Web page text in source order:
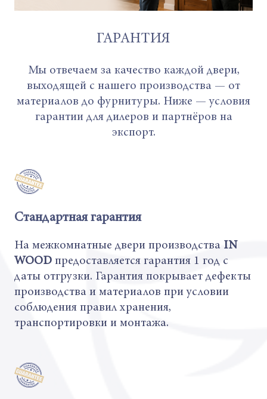
ГАРАНТИЯ
Мы отвечаем за качество каждой двери,
выходящей с нашего производства — от
материалов до фурнитуры. Ниже — условия
гарантии для дилеров и партнёров на
экспорт.
Стандартная гарантия
На межкомнатные двери производства IN
WOODпредоставляется гарантия 1 год с
даты отгрузки. Гарантия покрывает дефекты
производства и материалов при условии
соблюдения правил хранения,
транспортировки и монтажа.